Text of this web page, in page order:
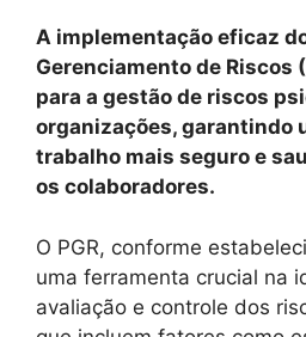
A implementação eficaz
Gerenciamento de Riscos
para a gestão de riscos
organizações, garantindo
trabalho mais seguro e
os colaboradores.
O PGR, conforme
uma ferramenta crucial na
avaliação e controle dos